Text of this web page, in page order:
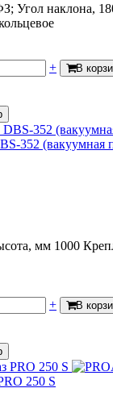
Угол наклона,
+ В
352 (вакуумная
мм 1000
+ В
250 S